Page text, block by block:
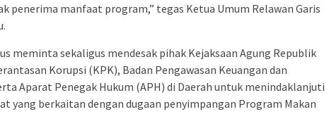
penerima manfaat program,” tegas Ketua Umum Relawan Garis
meminta sekaligus mendesak pihak Kejaksaan Agung Republik
Korupsi (KPK), Badan Pengawasan Keuangan dan
Aparat Penegak Hukum (APH) di Daerah untuk menindaklanjuti
yang berkaitan dengan dugaan penyimpangan Program Makan